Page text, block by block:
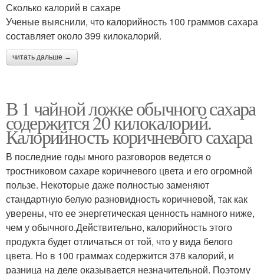
Сколько калорий в сахаре
Ученые выяснили, что калорийность 100 граммов сахара
составляет около 399 килокалорий.
читать дальше →
В 1 чайной ложке обычного сахара
содержится 20 килокалорий.
Калорийность коричневого сахара
В последние годы много разговоров ведется о
тростниковом сахаре коричневого цвета и его огромной
пользе. Некоторые даже полностью заменяют
стандартную белую разновидность коричневой, так как
уверены, что ее энергетическая ценность намного ниже,
чем у обычного.Действительно, калорийность этого
продукта будет отличаться от той, что у вида белого
цвета. Но в 100 граммах содержится 378 калорий, и
разница на деле оказывается незначительной. Поэтому